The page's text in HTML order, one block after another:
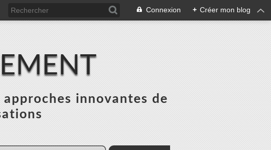
Connexion + Créer mon blog
approches innovantes de